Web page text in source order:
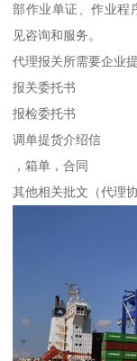
部作业单证、作业程
见咨询和服务。
代理报关所需要企业
报关委托书
报检委托书
调单提货介绍信
，箱单，合同
其他相关批文（代理